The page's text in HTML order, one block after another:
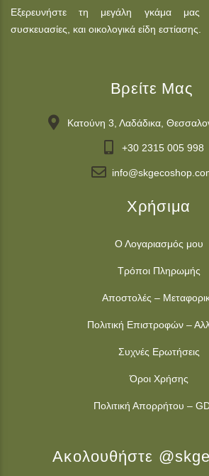
Εξερευνήστε τη μεγάλη γκάμα μας
συσκευασίες, και οικολογικά είδη εστίασης.
Βρείτε Μας
Κατούνη 3, Λαδάδικα,
+30 2315 005 998
Χρήσιμα
Ο Λογαριασμός μου
Τρόποι Πληρωμής
Αποστολές –
Πολιτική Επιστροφών –
Συχνές Ερωτήσεις
Όροι Χρήσης
Πολιτική Απορρήτου –
Ακολουθήστε